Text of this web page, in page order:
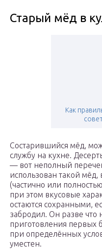
Старый мёд в
Как
Состарившийся мёд,
службу на кухне.
— вот неполный
использован такой мёд,
(частично или
при этом вкусовые
остаются сохранными,
забродил. Он разве что
приготовления первых
при определённых
уместен.